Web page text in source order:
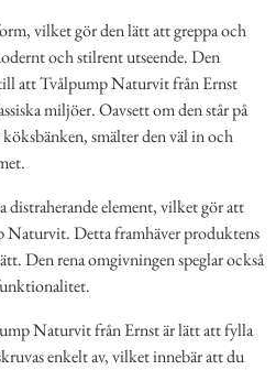
vilket gör den lätt att greppa och
och stilrent utseende. Den
att Tvålpump Naturvit från Ernst
miljöer. Oavsett om den står på
smälter den väl in och
distraherande element, vilket gör att
Naturvit. Detta framhäver produktens
Den rena omgivningen speglar också
Naturvit från Ernst är lätt att fylla
enkelt av, vilket innebär att du